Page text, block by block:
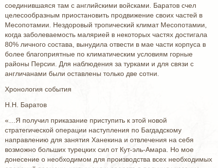
соединившаяся там с английскими войсками. Баратов счел
целесообразным приостановить продвижение своих частей в
Месопотамии. Нездоровый тропический климат Месопотамии,
когда заболеваемость малярией в некоторых частях достигала
80% личного состава, вынудила отвести в мае части корпуса в
более благоприятные по климатическим условиям горные
районы Персии. Для наблюдения за турками и для связи с
англичанами были оставлены только две сотни.
Хронология события
Н.Н. Баратов
«…Я получил приказание приступить к этой новой
стратегической операции наступления по Багдадскому
направлению для занятия Ханекина и отвлечения на себя
возможно больших турецких сил от Кут-эль-Амара. Но мое
донесение о необходимом для производства всех необходимых